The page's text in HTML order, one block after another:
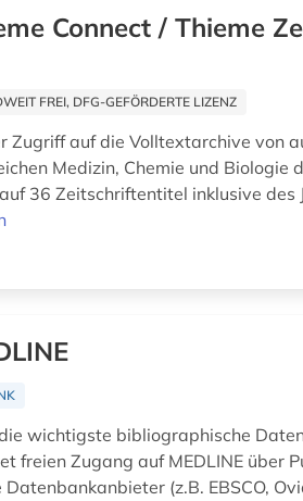
Connect / Thieme
FREI, DFG-GEFÖRDERTE LIZENZ
Zugriff auf die Volltextarchive von
Medizin, Chemie und Biologie
36 Zeitschriftentitel inklusive
wichtigste bibliographische
freien Zugang auf MEDLINE über
(z.B. EBSCO,